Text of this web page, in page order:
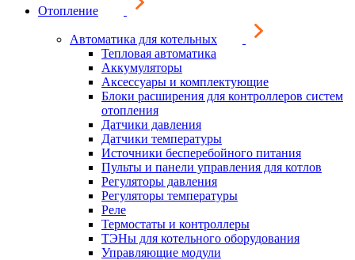
Отопление
Автоматика для котельных
Тепловая автоматика
Аккумуляторы
Аксессуары и комплектующие
Блоки расширения для контроллеров систем
отопления
Датчики давления
Датчики температуры
Источники бесперебойного питания
Пульты и панели управления для котлов
Регуляторы давления
Регуляторы температуры
Реле
Термостаты и контроллеры
ТЭНы для котельного оборудования
Управляющие модули